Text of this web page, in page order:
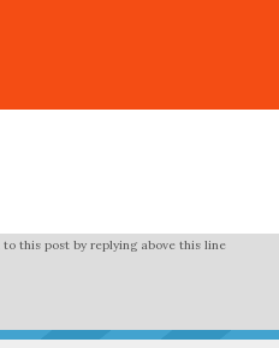
to this post by replying above this line